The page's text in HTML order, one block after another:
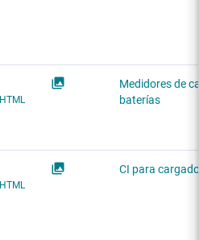
HTML
Medidores de
baterías
HTML
CI para